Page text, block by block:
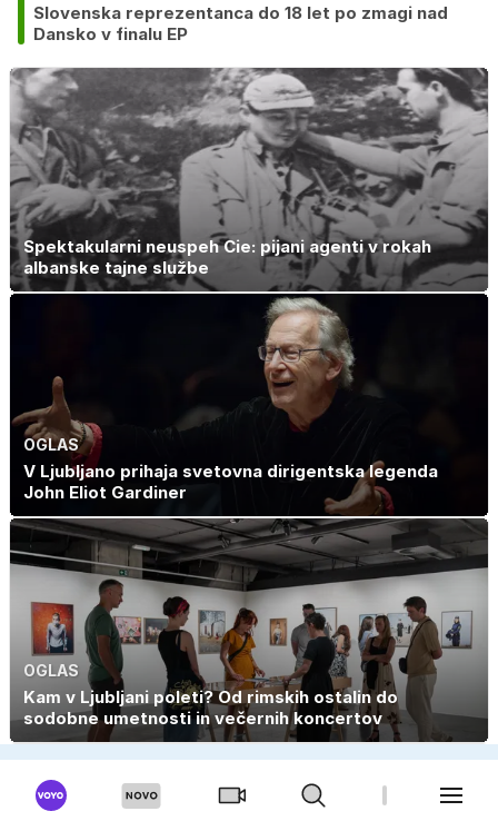
Slovenska reprezentanca do 18 let po zmagi nad
Dansko v finalu EP
Spektakularni neuspeh Cie: pijani agenti v rokah
albanske tajne službe
OGLAS
V Ljubljano prihaja svetovna dirigentska legenda
John Eliot Gardiner
OGLAS
Kam v Ljubljani poleti? Od rimskih ostalin do
sodobne umetnosti in večernih koncertov